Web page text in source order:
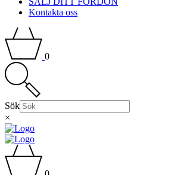
Kontakta oss
0
Sök
×